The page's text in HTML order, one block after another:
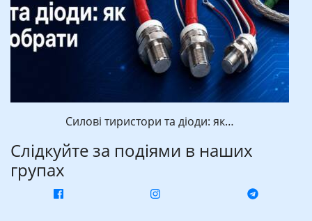
Силові тиристори та діоди: як…
Слідкуйте за подіями в наших
групах